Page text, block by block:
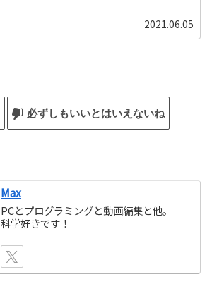
2021.06.05
必ずしもいいとはいえないね
Max
PCとプログラミングと動画編集と他。
科学好きです！